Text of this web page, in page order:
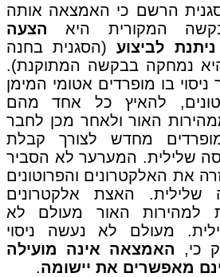
הרשם כי האמצאה אותה
המקורית היא הצעה
לביצוע(הסגנית בחנה
נמחקה בבקשה המתוקנת).
בו מופרדים אטומי המימן
להאיץ כל אחד מהם
האור ולאחר מכן לחבר
מחדש לצורך קבלת
שלילית. המערער לא הסביר
את האלקטרונים והפרוטונים
האצת אלקטרונים
למהירות האור מעולם לא
מעולם לא נעשה ניסוי
כי, האמצאה אינה מועילה
מאפשרים את יישומה.